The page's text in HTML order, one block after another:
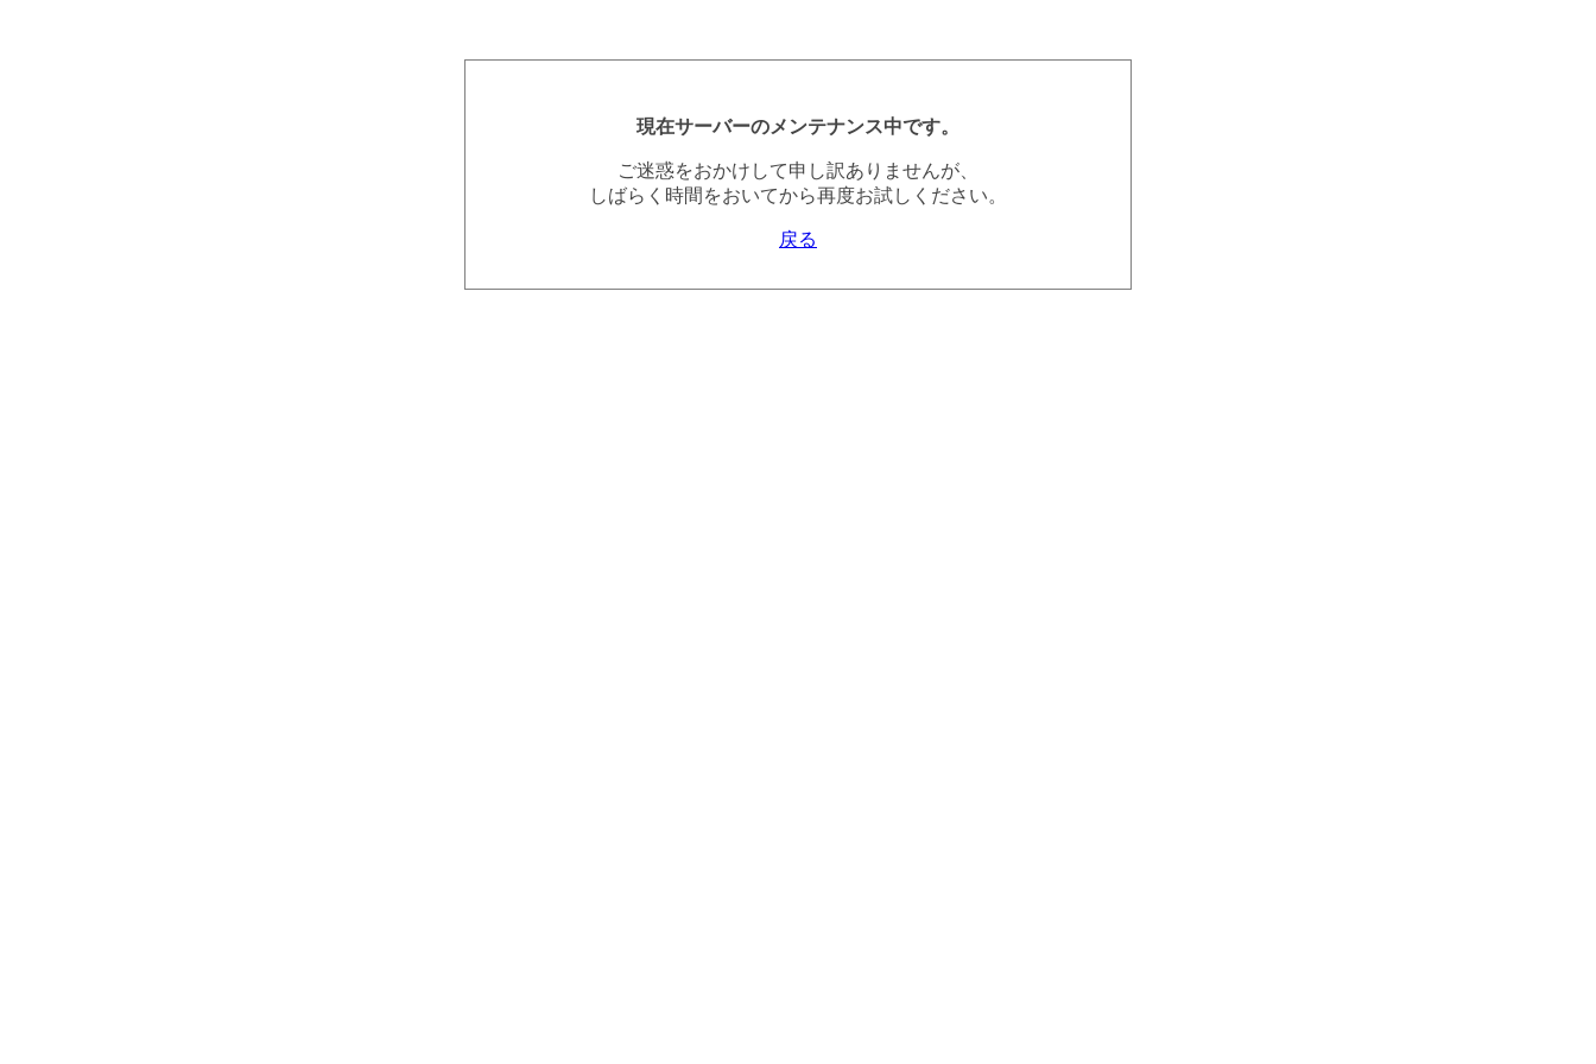
現在サーバーのメンテナンス中です。
ご迷惑をおかけして申し訳ありませんが、
しばらく時間をおいてから再度お試しください。
戻る